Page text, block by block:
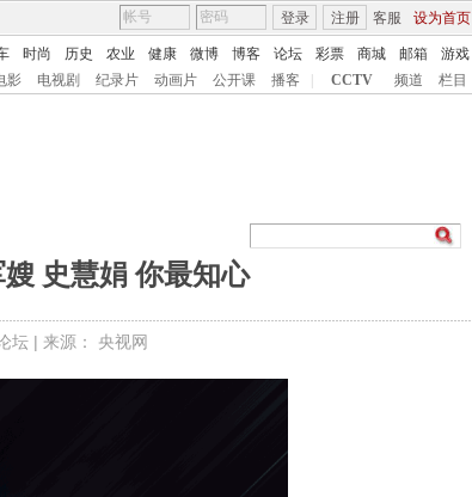
客服 设为首页
登录 注册
时尚 历史 农业 健康 微博 博客 论坛 彩票 商城 邮箱
游戏
影 电视剧 纪录片 动画片 公开课 播客 CCTV 频道 栏目
史慧娟 你最知心
坛 | 来源： 央视网